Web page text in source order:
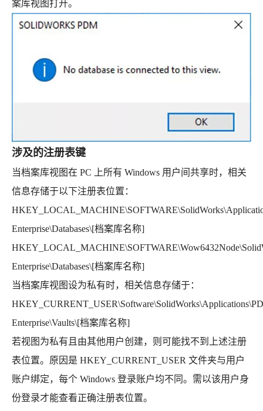
案库视图打开。
涉及的注册表键
当档案库视图在 PC 上所有 Windows 用户间共享时，相关
信息存储于以下注册表位置：
Enterprise\Databases\[档案库名称]
Enterprise\Databases\[档案库名称]
当档案库视图设为私有时，相关信息存储于：
Enterprise\Vaults\[档案库名称]
若视图为私有且由其他用户创建，则可能找不到上述注册
表位置。原因是 HKEY_CURRENT_USER 文件夹与用户
账户绑定，每个 Windows 登录账户均不同。需以该用户身
份登录才能查看正确注册表位置。